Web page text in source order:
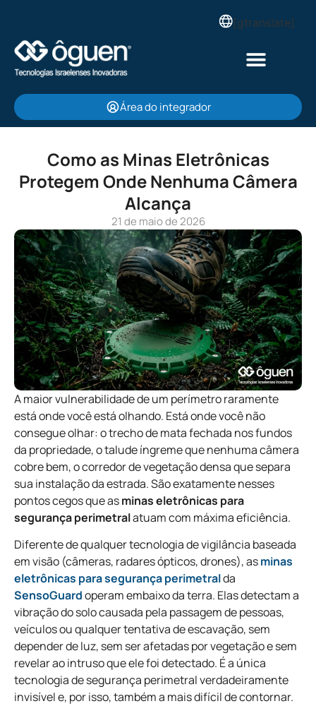
[gtranslate]
Área do integrador
Como as Minas Eletrônicas
Protegem Onde Nenhuma Câmera
Alcança
21 de maio de 2026
A maior vulnerabilidade de um perímetro raramente
está onde você está olhando. Está onde você não
consegue olhar: o trecho de mata fechada nos fundos
da propriedade, o talude íngreme que nenhuma câmera
cobre bem, o corredor de vegetação densa que separa
sua instalação da estrada. São exatamente nesses
pontos cegos que asminas eletrônicas para
segurança perimetralatuam com máxima eficiência.
Diferente de qualquer tecnologia de vigilância baseada
em visão (câmeras, radares ópticos, drones), asminas
eletrônicas para segurança perimetralda
SensoGuardoperam embaixo da terra. Elas detectam a
vibração do solo causada pela passagem de pessoas,
veículos ou qualquer tentativa de escavação, sem
depender de luz, sem ser afetadas por vegetação e sem
revelar ao intruso que ele foi detectado. É a única
tecnologia de segurança perimetral verdadeiramente
invisível e, por isso, também a mais difícil de contornar.